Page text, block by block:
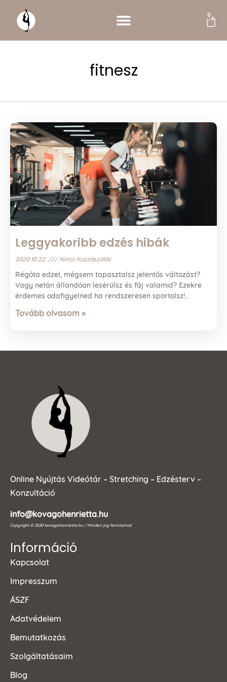
0
fitnesz
Leggyakoribb edzés hibák
2020.10.22. Nincs hozzászólás
Régóta edzel, mégsem tapasztalsz jelentős változást?
Vagy netán állandóan lesérülsz és fáj valamid? Ezekre
érdemes odafigyelned ha rendszeresen sportolsz!
Tovább olvasom »
Online Nyújtás Videótár – Stretching – Edzésterv –
Konzultáció
info@kovagohenrietta.hu
Copyright © 2020 kovagohenrietta.hu / Minden jog fenntartva!
Információ
Kapcsolat
Impresszum
ÁSZF
Adatvédelem
Bemutatkozás
Szolgáltatásaim
Blog